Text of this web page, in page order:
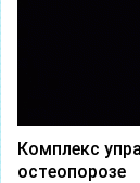
Комплекс
остеопорозе